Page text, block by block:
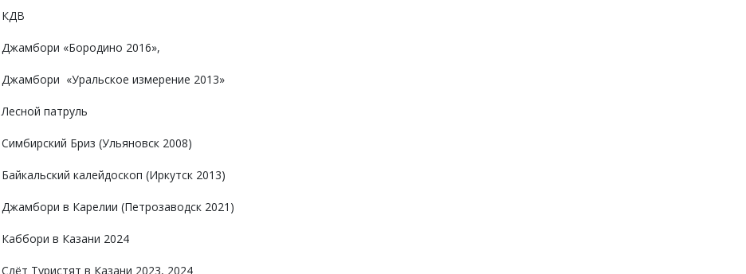
КДВ
Джамбори «Бородино 2016»,
Джамбори «Уральское измерение 2013»
Лесной патруль
Симбирский Бриз (Ульяновск 2008)
Байкальский калейдоскоп (Иркутск 2013)
Джамбори в Карелии (Петрозаводск 2021)
Каббори в Казани 2024
Слёт Туристят в Казани 2023, 2024